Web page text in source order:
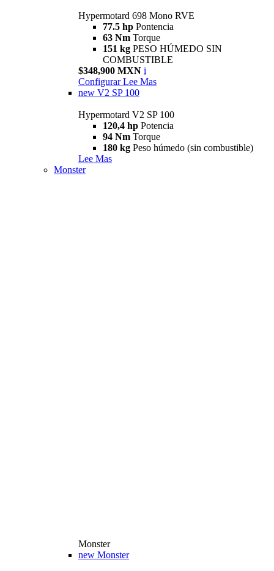
Hypermotard 698 Mono RVE
77.5 hp Pontencia
63 Nm Torque
151 kg PESO HÚMEDO SIN
COMBUSTIBLE
$348,900 MXN i
Configurar Lee Mas
new V2 SP 100
Hypermotard V2 SP 100
120,4 hp Potencia
94 Nm Torque
180 kg Peso húmedo (sin combustible)
Lee Mas
Monster
Monster
new Monster